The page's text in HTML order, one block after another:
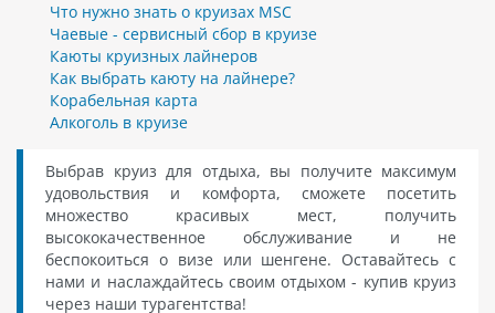
Что нужно знать о круизах MSC
Чаевые - сервисный сбор в круизе
Каюты круизных лайнеров
Как выбрать каюту на лайнере?
Корабельная карта
Алкоголь в круизе
Выбрав круиз для отдыха, вы получите максимум
удовольствия и комфорта, сможете посетить
множество красивых мест, получить
высококачественное обслуживание и не
беспокоиться о визе или шенгене. Оставайтесь с
нами и наслаждайтесь своим отдыхом - купив круиз
через наши турагентства!